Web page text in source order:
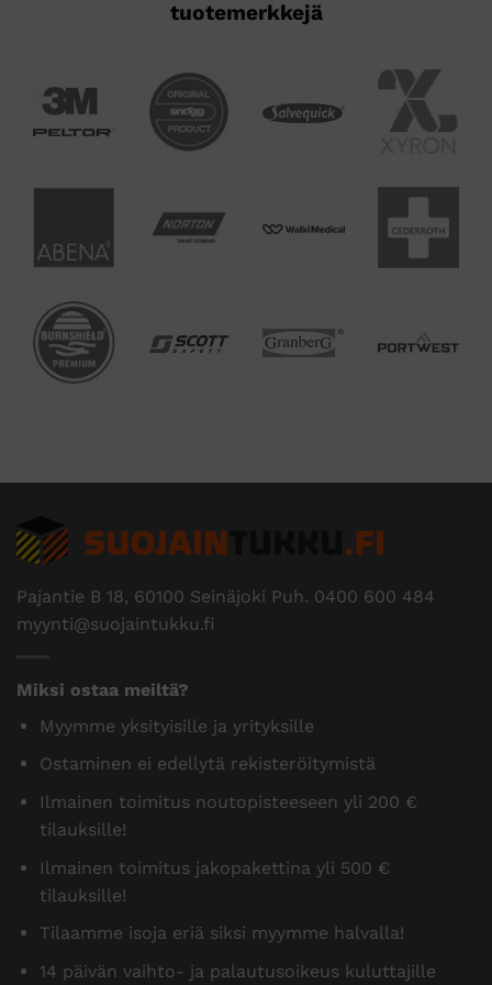
tuotemerkkejä
Pajantie B 18, 60100 Seinäjoki Puh. 0400 600 484
myynti@suojaintukku.fi
Miksi ostaa meiltä?
Myymme yksityisille ja yrityksille
Ostaminen ei edellytä rekisteröitymistä
Ilmainen toimitus noutopisteeseen yli 200 €
tilauksille!
Ilmainen toimitus jakopakettina yli 500 €
tilauksille!
Tilaamme isoja eriä siksi myymme halvalla!
14 päivän vaihto- ja palautusoikeus kuluttajille